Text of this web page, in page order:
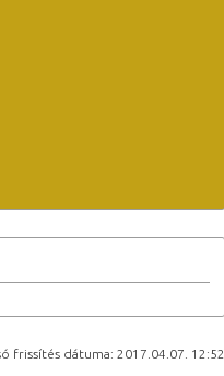
frissítés dátuma: 2017.04.07. 12:52